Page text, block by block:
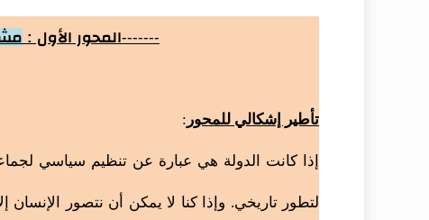
-------المحور الأول :
تأطير إشكالي للمحور :
إذا كانت الدولة هي عبارة عن تنظيم سياسي
لتطور تاريخي. وإذا كنا لا يمكن أن نتصور